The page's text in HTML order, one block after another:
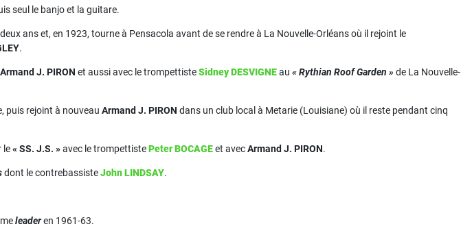
seul le banjo et la guitare.
ans et, en 1923, tourne à Pensacola avant de se rendre à La Nouvelle-Orléans où il rejoint le
.
Armand J. PIRON et aussi avec le trompettisteSidney DESVIGNEau « Rythian Roof Garden » de La Nouvelle-
puis rejoint à nouveau Armand J. PIRON dans un club local à Metarie (Louisiane) où il reste pendant cinq
le« SS. J.S. »avec le trompettistePeter BOCAGEet avecArmand J. PIRON.
dont le contrebassisteJohn LINDSAY.
leaderen 1961-63.